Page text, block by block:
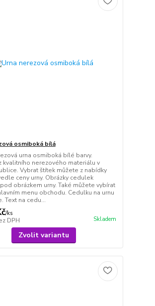
osmiboká bílá
urna osmiboká bílé barvy.
kvalitního nerezového materiálu v
Vybrat štítek můžete z nabídky
ceny urny. Obrázky cedulek
obrázkem urny. Také můžete vybírat
menu obchodu. Cedulku na urnu
Text na cedu...
/ks
DPH Skladem
Zvolit variantu